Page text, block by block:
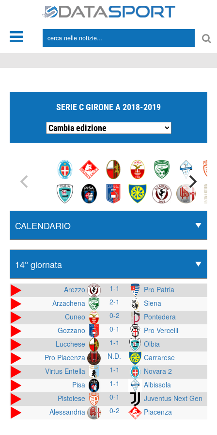
SERIE C GIRONE A 2018-2019
Arezzo 1-1
Pro Patria
Arzachena
2-1
Siena
Cuneo
0-2
Pontedera
Gozzano
0-1
Pro Vercelli
Lucchese
1-1
Olbia
Pro Piacenza
N.D.
Carrarese
Virtus Entella
1-1
Novara 2
Pisa
1-1
Albissola
Pistoiese
0-1
Juventus Next Gen
Alessandria
0-2 Piacenza